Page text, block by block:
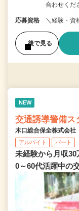
合わせくだ
応募資格 ＼経験・資
後で見る
NEW
交通誘導警備ス
木口総合保全株式会社
アルバイト パート
未経験から月収
0～60代活躍中の